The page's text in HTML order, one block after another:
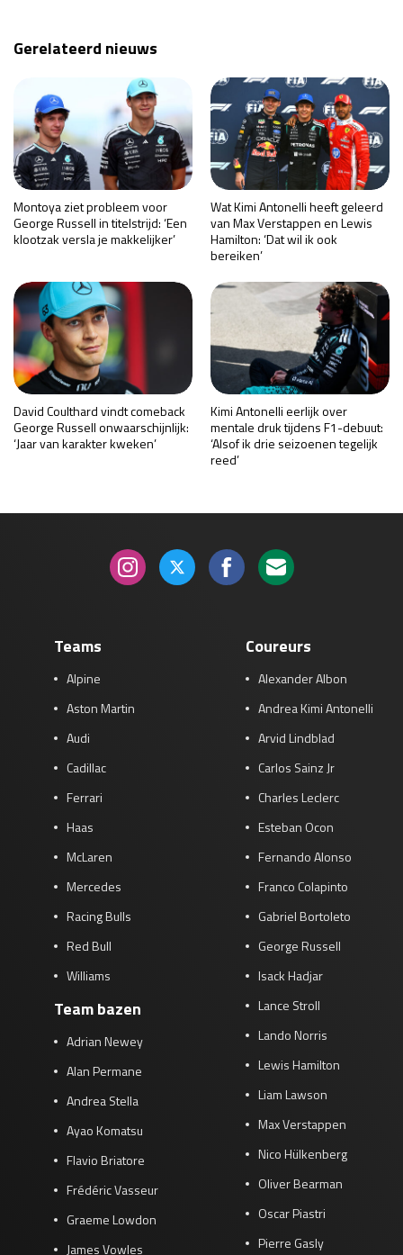
Gerelateerd nieuws
Montoya ziet probleem voor
George Russell in titelstrijd: ‘Een
klootzak versla je makkelijker’
Wat Kimi Antonelli heeft geleerd
van Max Verstappen en Lewis
Hamilton: ‘Dat wil ik ook
bereiken’
David Coulthard vindt comeback
George Russell onwaarschijnlijk:
‘Jaar van karakter kweken’
Kimi Antonelli eerlijk over
mentale druk tijdens F1-debuut:
‘Alsof ik drie seizoenen tegelijk
reed’
Teams
Alpine
Aston Martin
Audi
Cadillac
Ferrari
Haas
McLaren
Mercedes
Racing Bulls
Red Bull
Williams
Team bazen
Adrian Newey
Alan Permane
Andrea Stella
Ayao Komatsu
Flavio Briatore
Frédéric Vasseur
Graeme Lowdon
James Vowles
Coureurs
Alexander Albon
Andrea Kimi Antonelli
Arvid Lindblad
Carlos Sainz Jr
Charles Leclerc
Esteban Ocon
Fernando Alonso
Franco Colapinto
Gabriel Bortoleto
George Russell
Isack Hadjar
Lance Stroll
Lando Norris
Lewis Hamilton
Liam Lawson
Max Verstappen
Nico Hülkenberg
Oliver Bearman
Oscar Piastri
Pierre Gasly